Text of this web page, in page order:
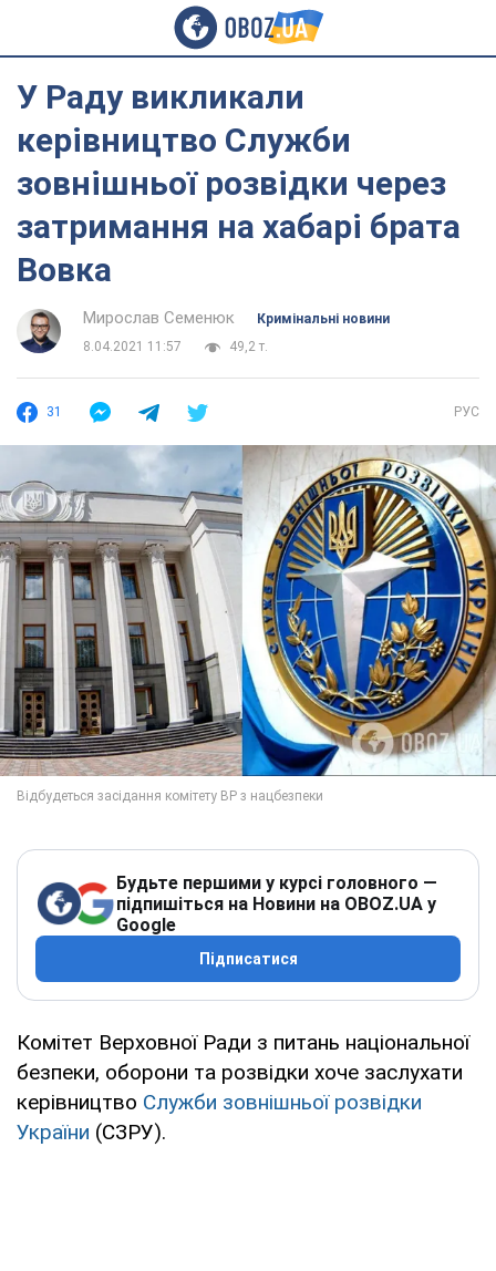
У Раду викликали
керівництво Служби
зовнішньої розвідки через
затримання на хабарі брата
Вовка
Мирослав Семенюк
Кримінальні новини
8.04.2021 11:57
49,2 т.
31 РУС
Будьте першими у курсі головного —
підпишіться на Новини на OBOZ.UA у
Google
Підписатися
Комітет Верховної Ради з питань національної
безпеки, оборони та розвідки хоче заслухати
керівництво Служби зовнішньої розвідки
України (СЗРУ).